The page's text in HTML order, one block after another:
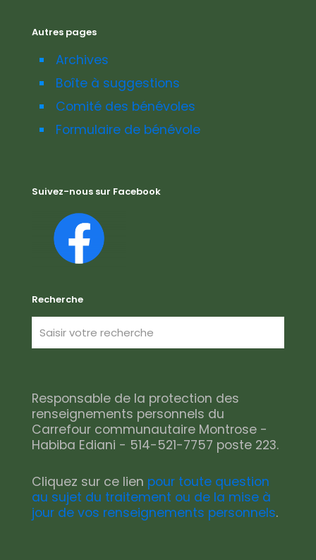
Autres pages
Archives
Boîte à suggestions
Comité des bénévoles
Formulaire de bénévole
Suivez-nous sur Facebook
Recherche
Responsable de la protection des
renseignements personnels du
Carrefour communautaire Montrose -
Habiba Ediani - 514-521-7757 poste 223.
Cliquez sur ce lien pour toute question
au sujet du traitement ou de la mise à
jour de vos renseignements personnels.